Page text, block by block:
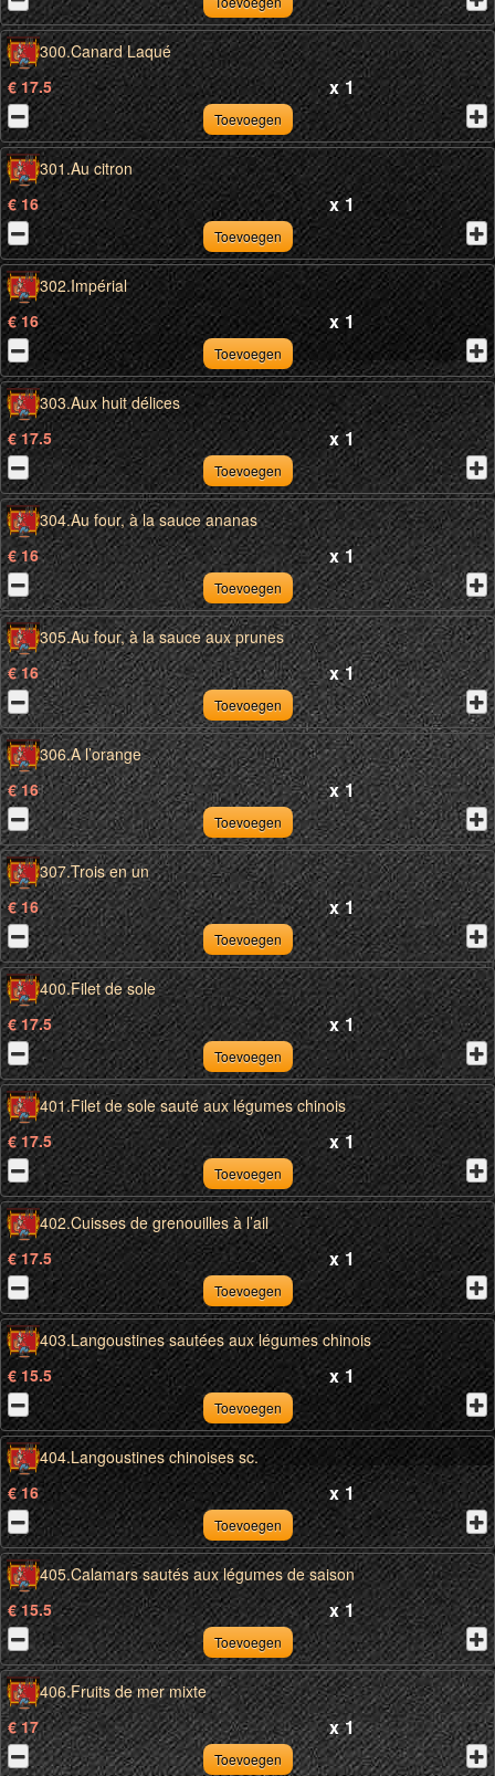
300.Canard Laqué
€ 17.5
x 1
Toevoegen
301.Au citron
€ 16
x 1
Toevoegen
302.Impérial
€ 16
x 1
Toevoegen
303.Aux huit délices
€ 17.5
x 1
Toevoegen
304.Au four, à la sauce ananas
€ 16
x 1
Toevoegen
305.Au four, à la sauce aux prunes
€ 16
x 1
Toevoegen
306.A l’orange
€ 16
x 1
Toevoegen
307.Trois en un
€ 16
x 1
Toevoegen
400.Filet de sole
€ 17.5
x 1
Toevoegen
401.Filet de sole sauté aux légumes chinois
€ 17.5
x 1
Toevoegen
402.Cuisses de grenouilles à l’ail
€ 17.5
x 1
Toevoegen
403.Langoustines sautées aux légumes chinois
€ 15.5
x 1
Toevoegen
404.Langoustines chinoises sc.
€ 16
x 1
Toevoegen
405.Calamars sautés aux légumes de saison
€ 15.5
x 1
Toevoegen
406.Fruits de mer mixte
€ 17
x 1
Toevoegen